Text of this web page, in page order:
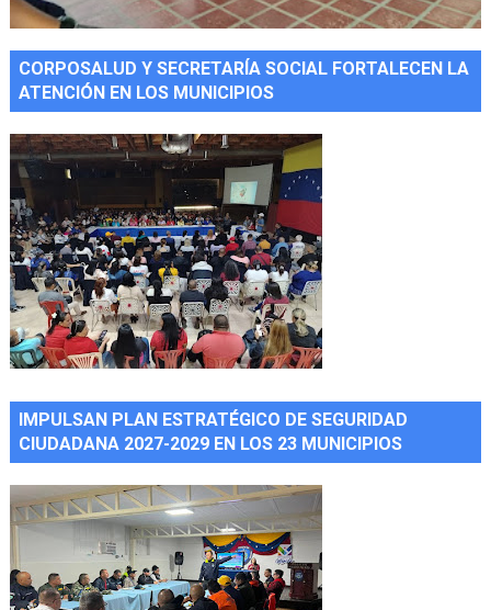
CORPOSALUD Y SECRETARÍA SOCIAL FORTALECEN LA
ATENCIÓN EN LOS MUNICIPIOS
IMPULSAN PLAN ESTRATÉGICO DE SEGURIDAD
CIUDADANA 2027-2029 EN LOS 23 MUNICIPIOS